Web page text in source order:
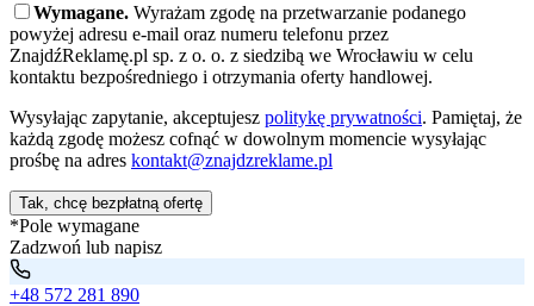
Wymagane. Wyrażam zgodę na przetwarzanie podanego
powyżej adresu e-mail oraz numeru telefonu przez
ZnajdźReklamę.pl sp. z o. o. z siedzibą we Wrocławiu w celu
kontaktu bezpośredniego i otrzymania oferty handlowej.
Wysyłając zapytanie, akceptujesz politykę prywatności. Pamiętaj, że
każdą zgodę możesz cofnąć w dowolnym momencie wysyłając
prośbę na adres kontakt@znajdzreklame.pl
Tak, chcę bezpłatną ofertę
*Pole wymagane
Zadzwoń lub napisz
+48 572 281 890